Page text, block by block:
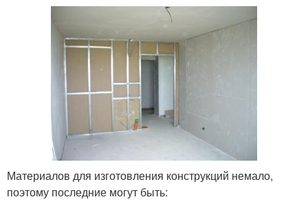
Материалов для изготовления конструкций немало,
поэтому последние могут быть: